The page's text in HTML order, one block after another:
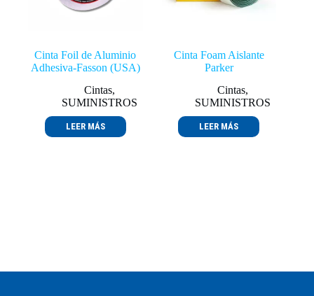
Cinta Foil de Aluminio
Adhesiva-Fasson (USA)
Cintas,
SUMINISTROS
LEER MÁS
Cinta Foam Aislante
Parker
Cintas,
SUMINISTROS
LEER MÁS